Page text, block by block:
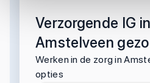
Verzorgende IG in
Amstelveen
Werken in de zorg in
opties